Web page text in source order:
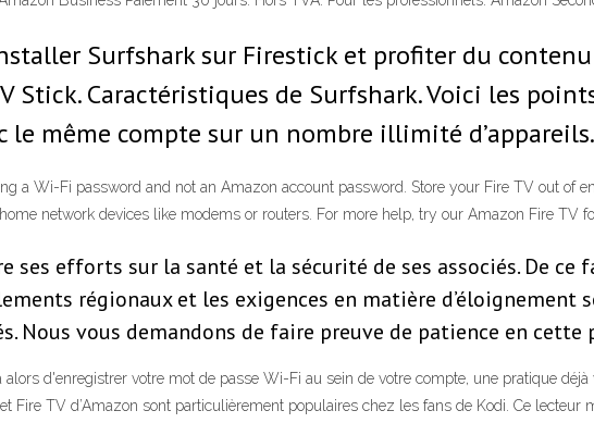
Surfshark sur Firestick et profiter du
Stick. Caractéristiques de Surfshark. Voici les
le même compte sur un nombre illimité d’appareils.
a Wi-Fi password and not an Amazon account password. Store your Fire TV out of
network devices like modems or routers. For more help, try our Amazon Fire TV
ses efforts sur la santé et la sécurité de ses associés. De
régionaux et les exigences en matière d’éloignement
Nous vous demandons de faire preuve de patience en
d'enregistrer votre mot de passe Wi-Fi au sein de votre compte, une pratique
Fire TV d’Amazon sont particulièrement populaires chez les fans de Kodi. Ce